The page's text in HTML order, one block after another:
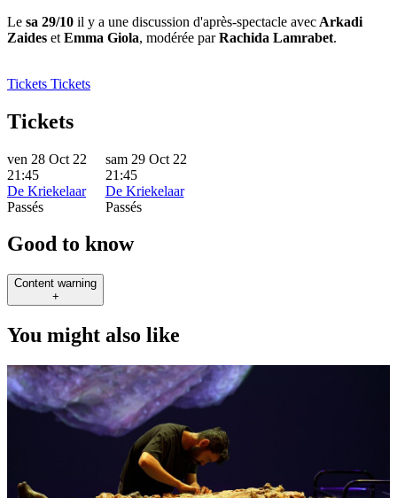
Le sa 29/10 il y a une discussion d'après-spectacle avec Arkadi
Zaides et Emma Giola, modérée parRachida Lamrabet.
Tickets Tickets
Tickets
ven 28 Oct 22
21:45
De Kriekelaar
Passés
sam 29 Oct 22
21:45
De Kriekelaar
Passés
Good to know
Content warning
+
You might also like